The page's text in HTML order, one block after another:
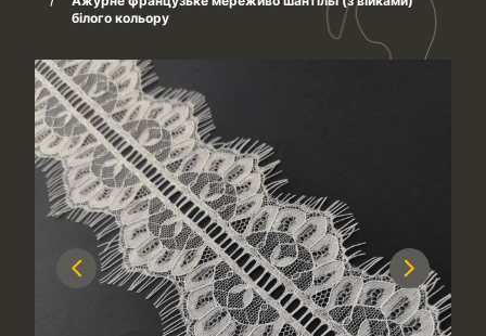
білого кольору
Previous Next